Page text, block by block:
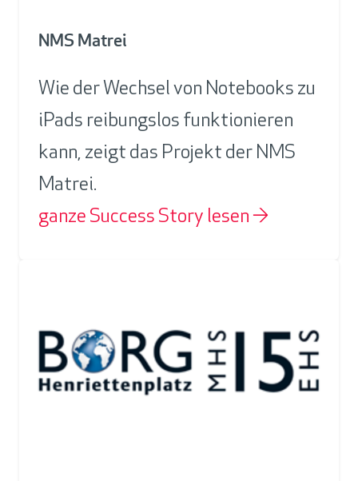
NMS Matrei
Wie der Wechsel von Notebooks zu
iPads reibungslos funktionieren
kann, zeigt das Projekt der NMS
Matrei.
ganze Success Story lesen →